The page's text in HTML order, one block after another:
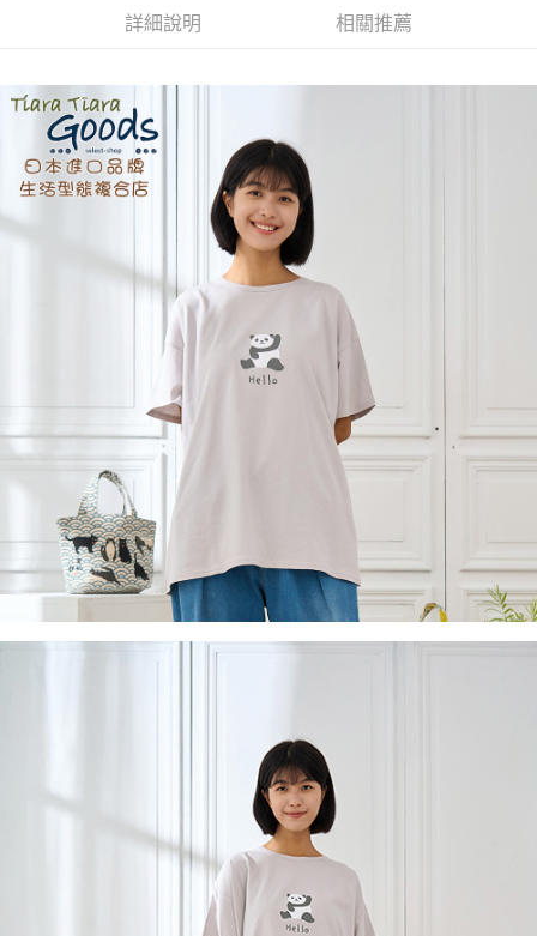
相關說明
【關於「AFTEE先享後付」】
AFTEE先享後付是「在收到商品之後才付款」的支付方式。 讓您購物簡單
便利好安心！
１．簡單：不需註冊會員、不需綁卡、不需儲值。
２．便利：只要手機號碼，簡訊認證，即可結帳。
３．安心：先確認商品／服務後，再付款。
【「AFTEE先享後付」結帳流程】
１．於結帳方式選擇「AFTEE先享後付」後，將跳轉至「AFTEE先享後付」
結帳頁面，進行簡訊認證並確認金額後，即可完成結帳。
２．訂單成立數日內，您將收到繳費通知簡訊。
３．收到繳費通知簡訊後14天內，點擊此簡訊中的連結，可透過四大超商／
ATM／網路銀行／等多元方式進行付款，方視為交易完成。
※ 請注意：結帳手續完成當下不需立刻繳費，但若您需要取消訂單，請聯絡
購買商品的店家。未經商家同意取消之訂單仍視為有效，需透過AFTEE先享
後付繳納相關費用。
※ 交易是否成功請以「AFTEE先享後付 」之結帳頁面顯示為準，若有關於
是否繳費成功／繳費後需取消欲退款等相關疑問，請聯繫「AFTEE先享後付
客戶支援中心」https://netprotections.freshdesk.com/support/home
【注意事項】
１．透過由恩沛科技股份有限公司提供之「AFTEE先享後付」服務完成之交
易，需依本服務之必要範圍內提供個人資料，並將交易相關給付款項請求債
權轉讓予恩沛科技股份有限公司。
２．關於個人資料處理事宜，請瀏覽以下網址：
４．使用「AFTEE先享後付」時，將依據個別帳號之用戶狀況，依本公司即
時審查核予不同之上限額度；若仍有額度不足之情形，本公司將視審查結果
請求用戶進行身份認證。
５．嚴禁一人註冊多個帳號或使用他人資訊註冊。若發現惡意使用之情形，
恩沛科技股份有限公司將有權停止該用戶之使用額度並採取法律行動。
ATM付款
每筆NT$60，滿NT$1,800(含以上)免運費
每筆NT$60，滿NT$1,800(含以上)免運費
每筆NT$60，滿NT$2,000(含以上)免運費
付款後7-11取貨
每筆NT$60，滿NT$2,000(含以上)免運費
黑貓宅急便(包裹尺寸60cm以下)
每筆NT$100，滿NT$2,000(含以上)免運費
詳細說明 相關推薦